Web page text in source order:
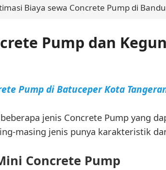
Biaya sewa Concrete Pump di
Pump dan
Pump di Batuceper Kota
jenis Concrete Pump yang
masing jenis punya karakteristik
Concrete Pump